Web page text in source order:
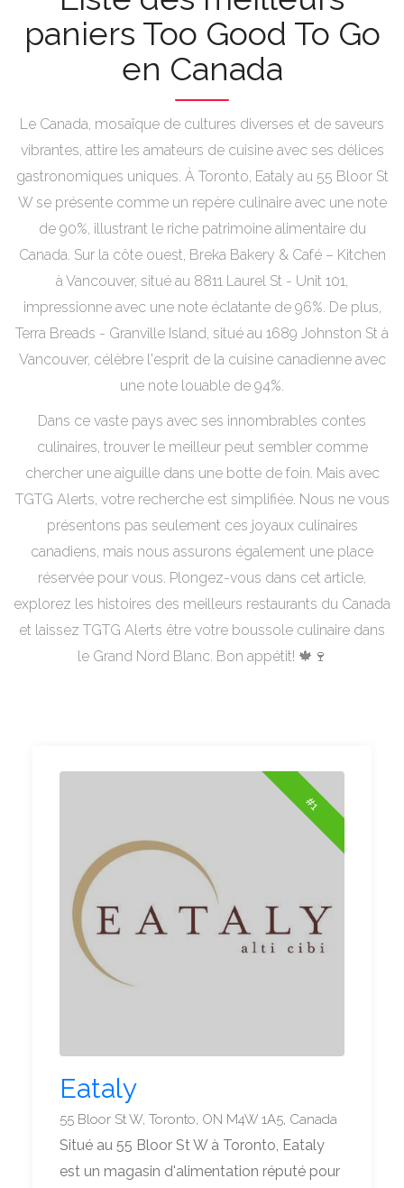
paniers Too Good To Go
en Canada
Le Canada, mosaïque de cultures diverses et de saveurs
vibrantes, attire les amateurs de cuisine avec ses délices
gastronomiques uniques. À Toronto, Eataly au 55 Bloor St
W se présente comme un repère culinaire avec une note
de 90%, illustrant le riche patrimoine alimentaire du
Canada. Sur la côte ouest, Breka Bakery & Café – Kitchen
à Vancouver, situé au 8811 Laurel St - Unit 101,
impressionne avec une note éclatante de 96%. De plus,
Terra Breads - Granville Island, situé au 1689 Johnston St à
Vancouver, célèbre l'esprit de la cuisine canadienne avec
une note louable de 94%.
Dans ce vaste pays avec ses innombrables contes
culinaires, trouver le meilleur peut sembler comme
chercher une aiguille dans une botte de foin. Mais avec
TGTG Alerts, votre recherche est simplifiée. Nous ne vous
présentons pas seulement ces joyaux culinaires
canadiens, mais nous assurons également une place
réservée pour vous. Plongez-vous dans cet article,
explorez les histoires des meilleurs restaurants du Canada
et laissez TGTG Alerts être votre boussole culinaire dans
le Grand Nord Blanc. Bon appétit! 🍁🍷
#1
Eataly
55 Bloor St W, Toronto, ON M4W 1A5, Canada
Situé au 55 Bloor St W à Toronto, Eataly
est un magasin d'alimentation réputé pour